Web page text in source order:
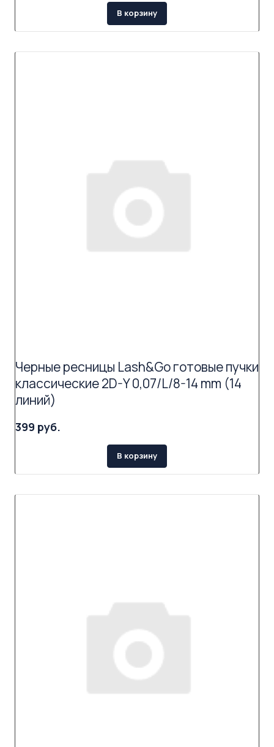
В корзину
Черные ресницы Lash&Go готовые пучки
классические 2D-Y 0,07/L/8-14 mm (14
линий)
399 руб.
В корзину